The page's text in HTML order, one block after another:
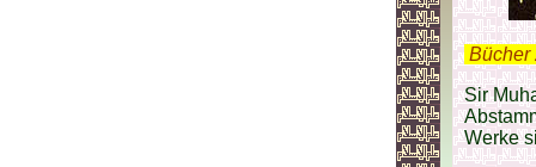
Bücher
Sir
Werke